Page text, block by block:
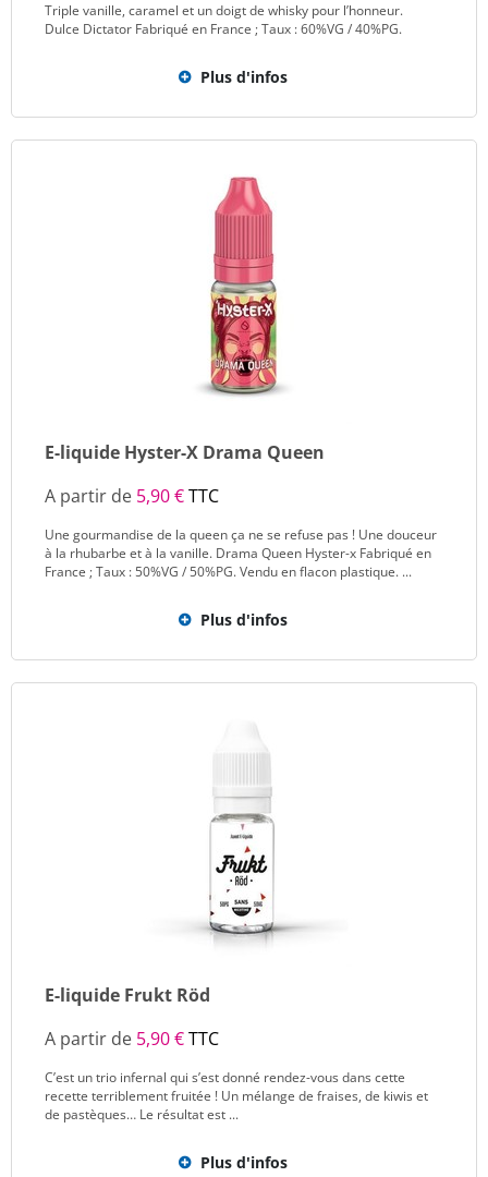
Triple vanille, caramel et un doigt de whisky pour l’honneur.
Dulce Dictator Fabriqué en France ; Taux : 60%VG / 40%PG.
Plus d'infos
E-liquide Hyster-X Drama Queen
A partir de 5,90 €TTC
Une gourmandise de la queen ça ne se refuse pas ! Une douceur
à la rhubarbe et à la vanille. Drama Queen Hyster-x Fabriqué en
France ; Taux : 50%VG / 50%PG. Vendu en flacon plastique. ...
Plus d'infos
E-liquide Frukt Röd
A partir de 5,90 €TTC
C’est un trio infernal qui s’est donné rendez-vous dans cette
recette terriblement fruitée ! Un mélange de fraises, de kiwis et
de pastèques… Le résultat est ...
Plus d'infos